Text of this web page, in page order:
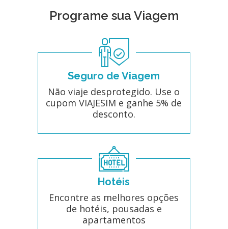
Programe sua Viagem
Seguro de Viagem
Não viaje desprotegido. Use o
cupom VIAJESIM e ganhe 5% de
desconto.
Hotéis
Encontre as melhores opções
de hotéis, pousadas e
apartamentos